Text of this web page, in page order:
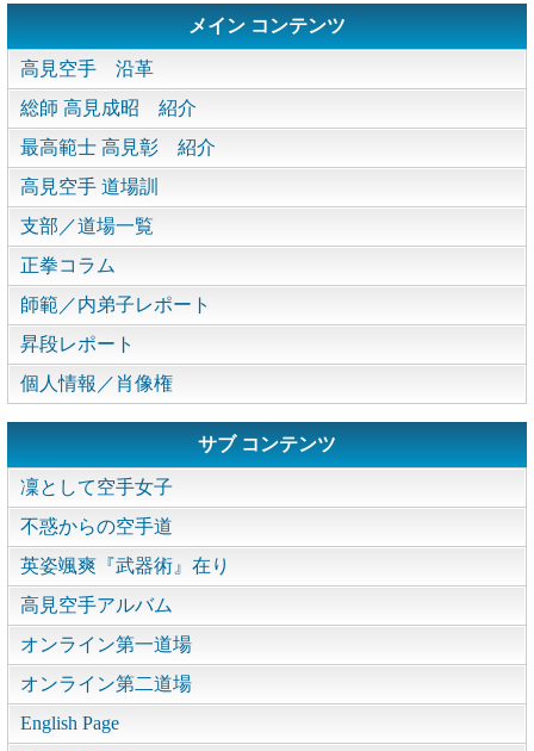
メイン コンテンツ
高見空手 沿革
総師 高見成昭 紹介
最高範士 高見彰 紹介
高見空手 道場訓
支部／道場一覧
正拳コラム
師範／内弟子レポート
昇段レポート
個人情報／肖像権
サブ コンテンツ
凜として空手女子
不惑からの空手道
英姿颯爽『武器術』在り
高見空手アルバム
オンライン第一道場
オンライン第二道場
English Page